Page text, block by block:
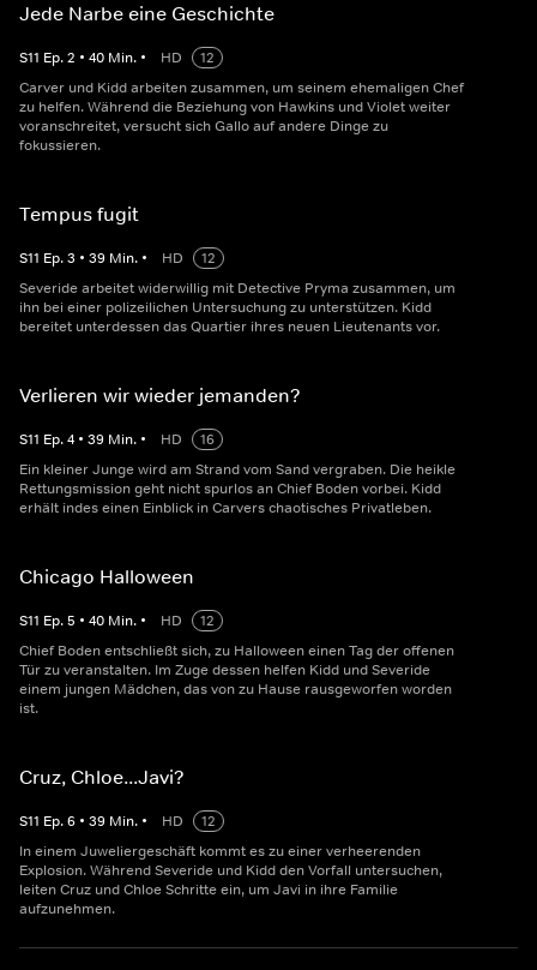
Jede Narbe eine Geschichte
S11 Ep.2 • 40 Min. • HD
12
Carver und Kidd arbeiten zusammen, um seinem ehemaligen Chef
zu helfen. Während die Beziehung von Hawkins und Violet weiter
voranschreitet, versucht sich Gallo auf andere Dinge zu
fokussieren.
Tempus fugit
S11 Ep.3 • 39 Min. • HD
12
Severide arbeitet widerwillig mit Detective Pryma zusammen, um
ihn bei einer polizeilichen Untersuchung zu unterstützen. Kidd
bereitet unterdessen das Quartier ihres neuen Lieutenants vor.
Verlieren wir wieder jemanden?
S11 Ep.4 • 39 Min. • HD
16
Ein kleiner Junge wird am Strand vom Sand vergraben. Die heikle
Rettungsmission geht nicht spurlos an Chief Boden vorbei. Kidd
erhält indes einen Einblick in Carvers chaotisches Privatleben.
Chicago Halloween
S11 Ep.5 • 40 Min. • HD
12
Chief Boden entschließt sich, zu Halloween einen Tag der offenen
Tür zu veranstalten. Im Zuge dessen helfen Kidd und Severide
einem jungen Mädchen, das von zu Hause rausgeworfen worden
ist.
Cruz, Chloe...Javi?
S11 Ep.6 • 39 Min. • HD
12
In einem Juweliergeschäft kommt es zu einer verheerenden
Explosion. Während Severide und Kidd den Vorfall untersuchen,
leiten Cruz und Chloe Schritte ein, um Javi in ihre Familie
aufzunehmen.